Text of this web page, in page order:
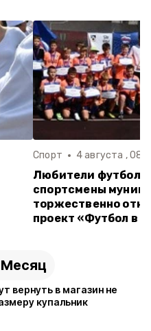
Спорт 4 августа ,
Любители футбола
спортсмены
торжественно
проект «Футбол в
Месяц
вернуть в магазин не
купальник